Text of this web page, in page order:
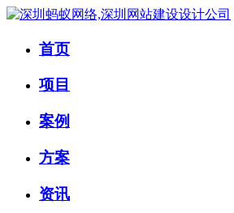
首页
项目
案例
方案
资讯